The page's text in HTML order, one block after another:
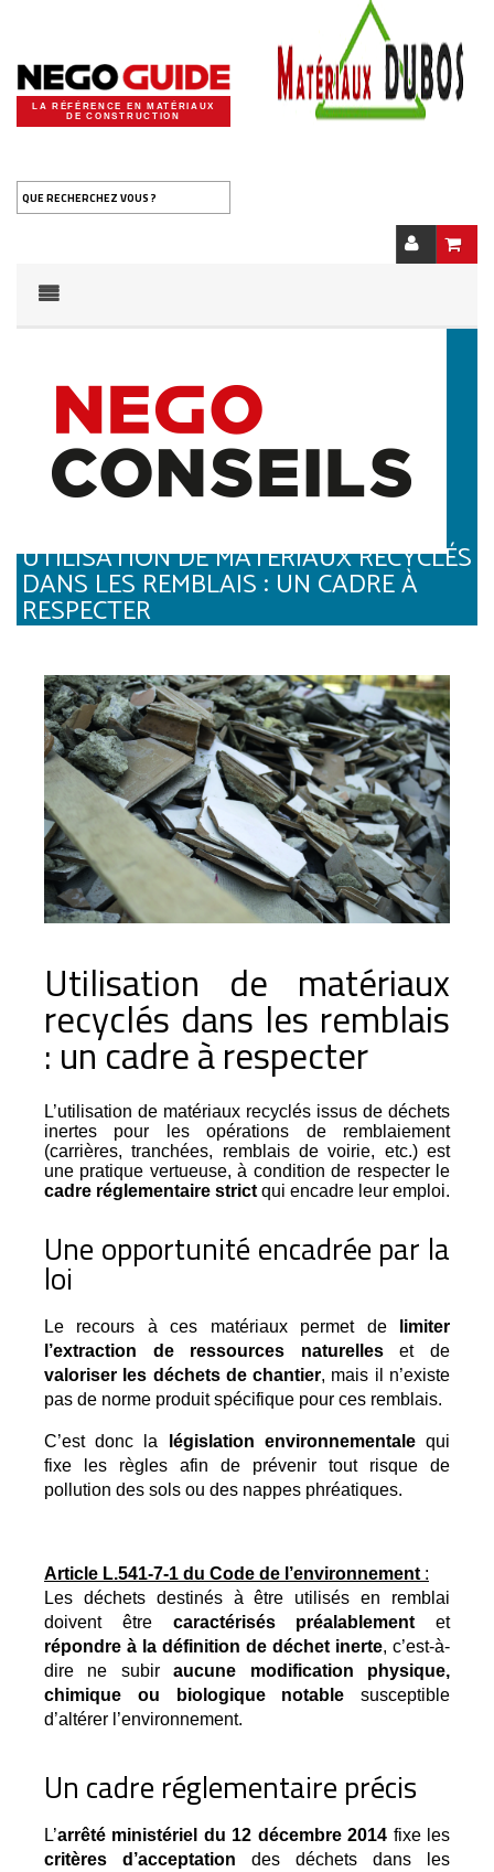
LA RÉFÉRENCE EN MATÉRIAUX
DE CONSTRUCTION
QUE RECHERCHEZ VOUS ?
UTILISATION DE MATÉRIAUX RECYCLÉS
DANS LES REMBLAIS : UN CADRE À
RESPECTER
Utilisation de matériaux
recyclés dans les remblais
: un cadre à respecter
L’utilisation de matériaux recyclés issus de déchets
inertes pour les opérations de remblaiement
(carrières, tranchées, remblais de voirie, etc.) est
une pratique vertueuse, à condition de respecter le
cadre réglementaire strict qui encadre leur emploi.
Une opportunité encadrée par la
loi
Le recours à ces matériaux permet de
limiter
l’extraction de ressources naturelles
valoriser les déchets de chantier, mais il n’existe
pas de norme produit spécifique pour ces remblais.
C’est donc la législation environnementale qui
fixe les règles afin de prévenir tout risque de
pollution des sols ou des nappes phréatiques.
Article L.541-7-1 du Code de l’environnement :
Les déchets destinés à être utilisés en remblai
doivent être caractérisés préalablement et
répondre à la définition de déchet inerte, c’est-à-
dire ne subiraucune modification physique,
chimique ou biologique notable susceptible
d’altérer l’environnement.
Un cadre réglementaire précis
L’arrêté ministériel du 12 décembre 2014
critères d’acceptation des déchets dans les